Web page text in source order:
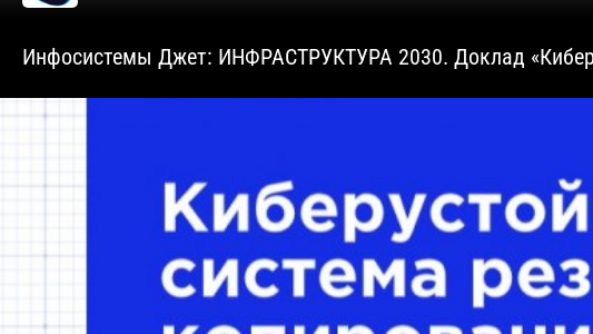
Инфосистемы Джет: ИНФРАСТРУКТУРА 2030. Доклад